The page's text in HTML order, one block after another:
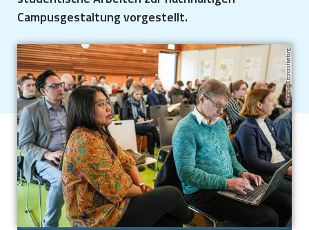
Campusgestaltung vorgestellt.
TU Ilmenau/Eleonora Hamburg